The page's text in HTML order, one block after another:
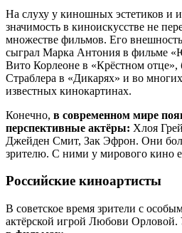
На слуху у киношных эстетиков и
значимость в киноискусстве не
множестве фильмов. Его
сыграл Марка Антония в фильме
Вито Корлеоне в «Крёстном
Страблера в «Дикарях» и во
известных кинокартинах.
Конечно, в современном мире
перспективные актёры: Хлоя
Джейден Смит, Зак Эфрон. Они
зрителю. С ними у мирового кино
Российские киноартисты
В советское время зрители с
актёрской игрой Любови Орловой.